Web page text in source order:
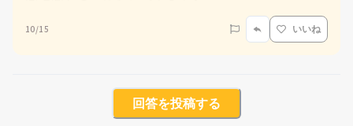
10/15 いいね
回答を投稿する